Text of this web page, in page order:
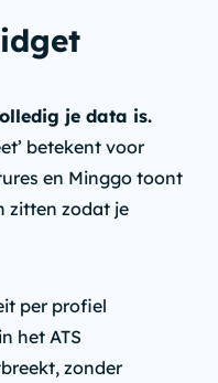
je data is.
betekent voor
en Minggo toont
zitten zodat je
per profiel
het ATS
zonder